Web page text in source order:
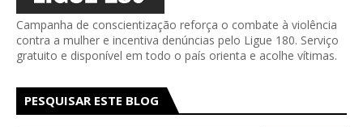
Campanha de conscientização reforça o combate à violência
contra a mulher e incentiva denúncias pelo Ligue 180. Serviço
gratuito e disponível em todo o país orienta e acolhe vítimas.
PESQUISAR ESTE BLOG